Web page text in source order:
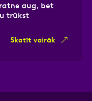
aug, bet
trūkst
Skatīt vairāk